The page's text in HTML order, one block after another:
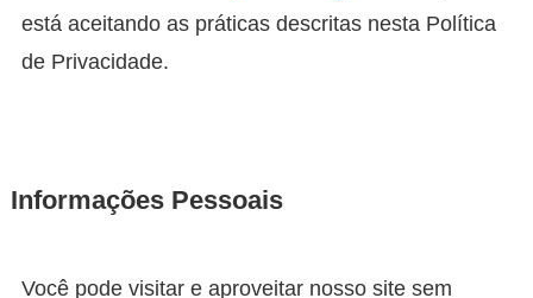
está aceitando as práticas descritas nesta Política
de Privacidade.
Informações Pessoais
Você pode visitar e aproveitar nosso site sem